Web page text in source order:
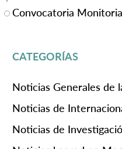
Convocatoria
CATEGORÍAS
Noticias Generales de
Noticias de
Noticias de